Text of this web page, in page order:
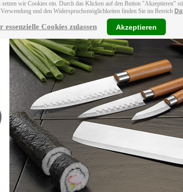
wir Cookies ein. Durch das Klicken auf den Button "Akzeptieren"
und den Widerspruchsmöglichkeiten finden Sie im Bereich
essenzielle Cookies zulassen Akzeptieren